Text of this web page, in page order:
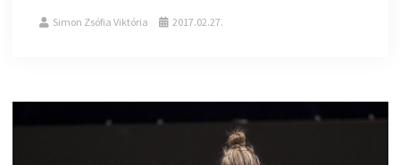
Simon Zsófia Viktória 2017.02.27.